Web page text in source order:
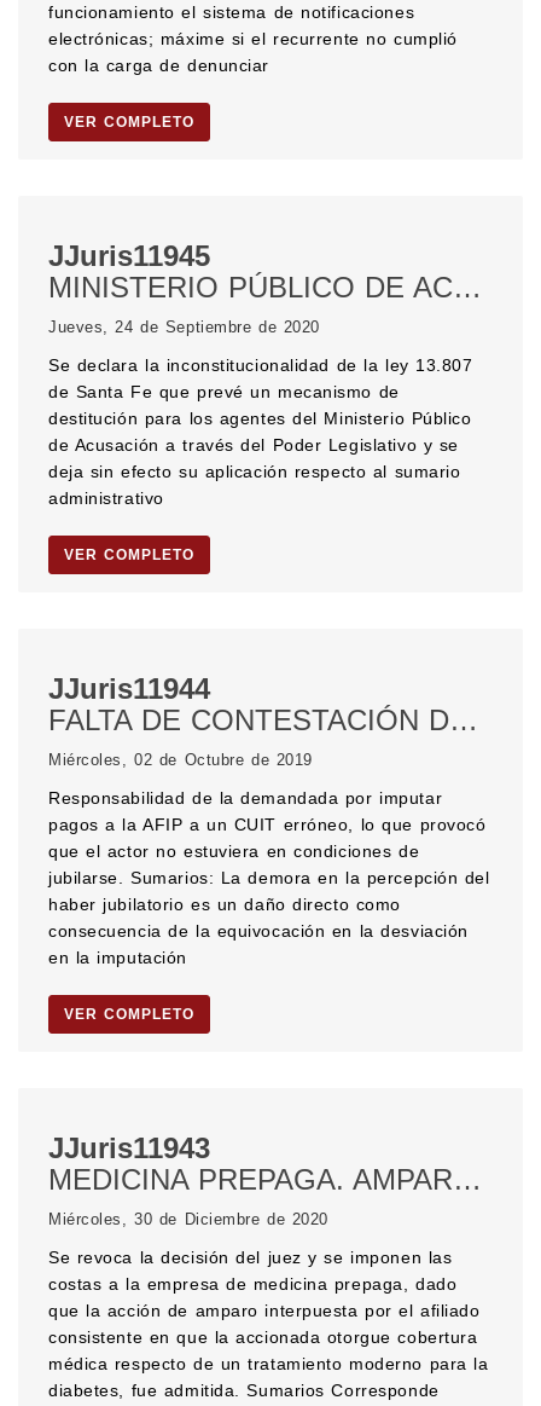
funcionamiento el sistema de notificaciones
electrónicas; máxime si el recurrente no cumplió
con la carga de denunciar
VER COMPLETO
JJuris11945
MINISTERIO PÚBLICO DE ACUSACIÓN. SUMARIO ADMINISTRATIVO. Proceso disciplinario. DERECHO A SER JUZGADO POR UN JUEZ NATURAL. CONTROL DE CONSTITUCIONALIDAD. PODER LEGISLATIVO.
Jueves, 24 de Septiembre de 2020
Se declara la inconstitucionalidad de la ley 13.807
de Santa Fe que prevé un mecanismo de
destitución para los agentes del Ministerio Público
de Acusación a través del Poder Legislativo y se
deja sin efecto su aplicación respecto al sumario
administrativo
VER COMPLETO
JJuris11944
FALTA DE CONTESTACIÓN DE LA DEMANDA. JUBILACIÓN. DAÑOS Y PERJUICIOS. DAÑO MORAL.
Miércoles, 02 de Octubre de 2019
Responsabilidad de la demandada por imputar
pagos a la AFIP a un CUIT erróneo, lo que provocó
que el actor no estuviera en condiciones de
jubilarse. Sumarios: La demora en la percepción del
haber jubilatorio es un daño directo como
consecuencia de la equivocación en la desviación
en la imputación
VER COMPLETO
JJuris11943
MEDICINA PREPAGA. AMPARO DE SALUD. COBERTURA MÉDICA. ENFERMEDADES. Diabetes. COSTAS. Costas al vencido. Costas por su orden. Razón probable para litigar.
Miércoles, 30 de Diciembre de 2020
Se revoca la decisión del juez y se imponen las
costas a la empresa de medicina prepaga, dado
que la acción de amparo interpuesta por el afiliado
consistente en que la accionada otorgue cobertura
médica respecto de un tratamiento moderno para la
diabetes, fue admitida. Sumarios Corresponde